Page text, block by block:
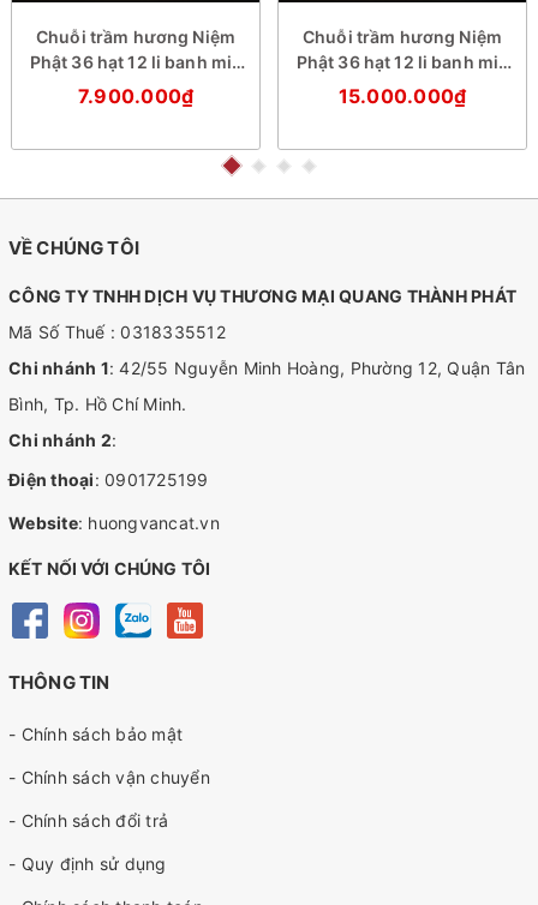
Chuỗi trầm hương Niệm
Phật 36 hạt 12 li banh mix
đá trắng
7.900.000₫
Chuỗi trầm hương Niệm
Phật 36 hạt 12 li banh mix
đá xanh
15.000.000₫
VỀ CHÚNG TÔI
CÔNG TY TNHH DỊCH VỤ THƯƠNG MẠI QUANG THÀNH PHÁT
Mã Số Thuế : 0318335512
Chi nhánh 1: 42/55 Nguyễn Minh Hoàng, Phường 12, Quận Tân
Bình, Tp. Hồ Chí Minh.
Chi nhánh 2:
Điện thoại: 0901725199
Website: huongvancat.vn
KẾT NỐI VỚI CHÚNG TÔI
THÔNG TIN
- Chính sách bảo mật
- Chính sách vận chuyển
- Chính sách đổi trả
- Quy định sử dụng